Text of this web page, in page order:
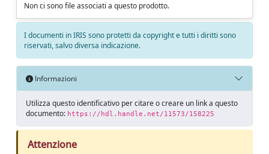
Non ci sono file associati a questo prodotto.
I documenti in IRIS sono protetti da copyright e tutti i diritti sono
riservati, salvo diversa indicazione.
Informazioni
Utilizza questo identificativo per citare o creare un link a questo
documento: https://hdl.handle.net/11573/158225
Attenzione